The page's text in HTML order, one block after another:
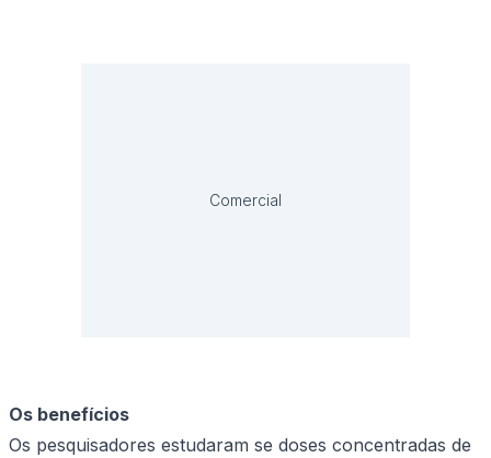
Comercial
Os benefícios
Os pesquisadores estudaram se doses concentradas de